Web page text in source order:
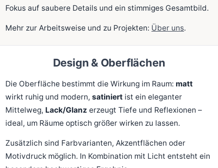
Fokus auf saubere Details und ein stimmiges Gesamtbild.
Mehr zur Arbeitsweise und zu Projekten: Über uns.
Design & Oberflächen
Die Oberfläche bestimmt die Wirkung im Raum: matt
wirkt ruhig und modern,satiniert ist ein eleganter
Mittelweg, Lack/Glanz erzeugt Tiefe und Reflexionen –
ideal, um Räume optisch größer wirken zu lassen.
Zusätzlich sind Farbvarianten, Akzentflächen oder
Motivdruck möglich. In Kombination mit Licht entsteht ein